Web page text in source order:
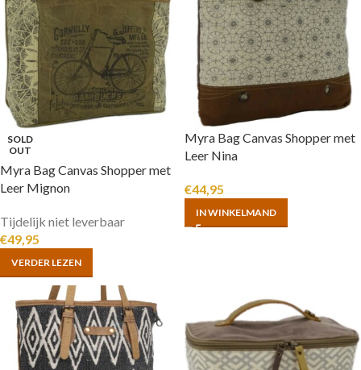
SOLD
OUT
Myra Bag Canvas Shopper met
Leer Mignon
Tijdelijk niet leverbaar
€49,95
VERDER LEZEN
Myra Bag Canvas Shopper met
Leer Nina
€44,95
IN WINKELMAND